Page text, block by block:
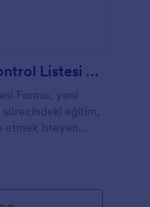
Personel Oryantasyon Kontrol Listesi Formu
Formu, yeni
sürecindeki eğitim,
etmek isteyen